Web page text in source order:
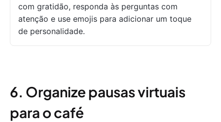
com gratidão, responda às perguntas com
atenção e use emojis para adicionar um toque
de personalidade.
6. Organize pausas virtuais
para o café